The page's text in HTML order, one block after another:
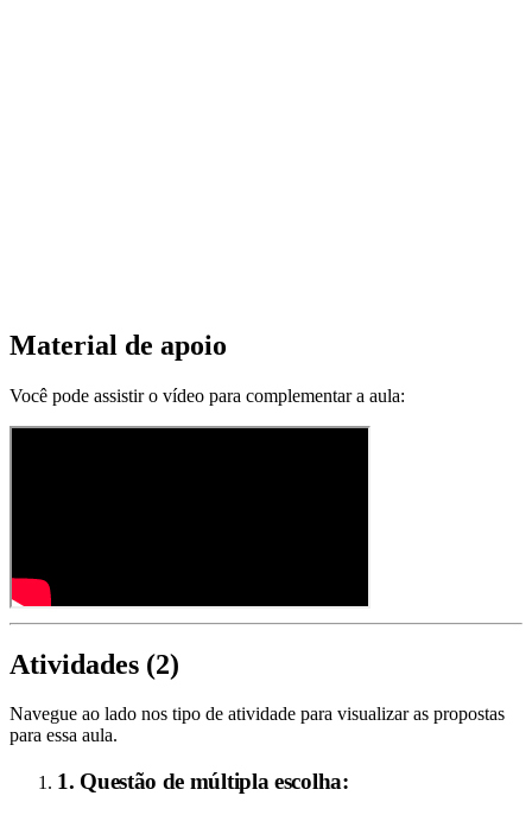
Material de apoio
Você pode assistir o vídeo para complementar a aula:
Atividades (2)
Navegue ao lado nos tipo de atividade para visualizar as propostas
para essa aula.
1. Questão de múltipla escolha: